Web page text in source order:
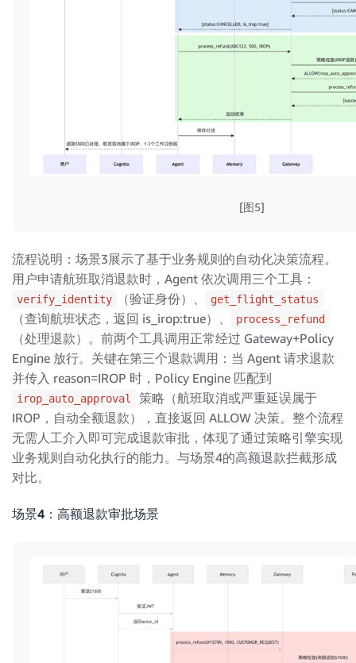
[图5]
流程说明：场景3展示了基于业务规则的自动化决策流程。
用户申请航班取消退款时，Agent 依次调用三个工具：
verify_identity （验证身份）、 get_flight_status
（查询航班状态，返回 is_irop:true）、 process_refund
（处理退款）。前两个工具调用正常经过 Gateway+Policy
Engine 放行。关键在第三个退款调用：当 Agent 请求退款
并传入 reason=IROP 时，Policy Engine 匹配到
irop_auto_approval
策略（航班取消或严重延误属于
IROP，自动全额退款），直接返回 ALLOW 决策。整个流程
无需人工介入即可完成退款审批，体现了通过策略引擎实现
业务规则自动化执行的能力。与场景4的高额退款拦截形成
对比。
场景4：高额退款审批场景